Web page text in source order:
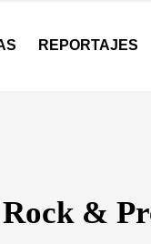
REPORTAJES
&